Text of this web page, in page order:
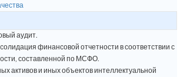
аудит.
финансовой отчетности в соответствии с
составленной по МСФО.
активов и иных объектов интеллектуальной